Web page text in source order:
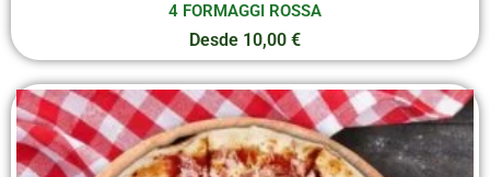
4 FORMAGGI ROSSA
Desde 10,00 €
Este
producto
tiene
múltiples